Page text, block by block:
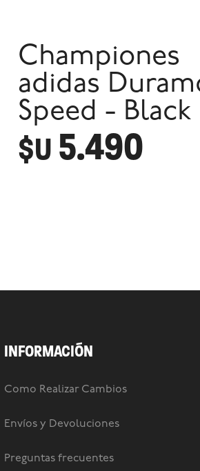
Championes
adidas
Speed - Black
$U 5.490
INFORMACIÓN
Como Realizar Cambios
Envíos y Devoluciones
Preguntas frecuentes